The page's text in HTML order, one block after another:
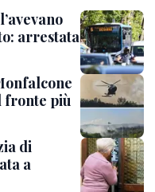
arrestata
fronte più
di
a